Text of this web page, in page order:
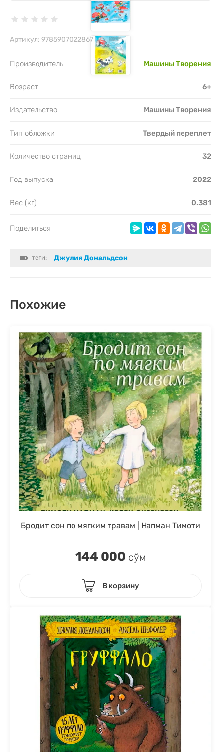
Артикул: 9785907022867
Производитель Машины Творения
Возраст 6+
Издательство Машины Творения
Тип обложки Твердый переплет
Количество страниц 32
Год выпуска 2022
Вес (кг) 0.381
Поделиться
теги: Джулия Дональдсон
Похожие
Бродит сон по мягким травам | Напман Тимоти
144 000 сўм
В корзину